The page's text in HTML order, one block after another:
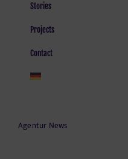
Stories
Projects
Contact
Agentur News